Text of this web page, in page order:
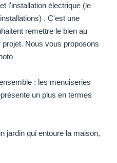
l'installation électrique (le
. C'est une
remettre le bien au
Nous vous proposons
: les menuiseries
un plus en termes
jardin qui entoure la maison,